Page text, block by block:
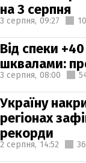
на 3 серпня
3 серпня, 09:27
Від спеки
шквалами:
3 серпня, 08:00
Україну
регіонах
рекорди
2 серпня, 14:52